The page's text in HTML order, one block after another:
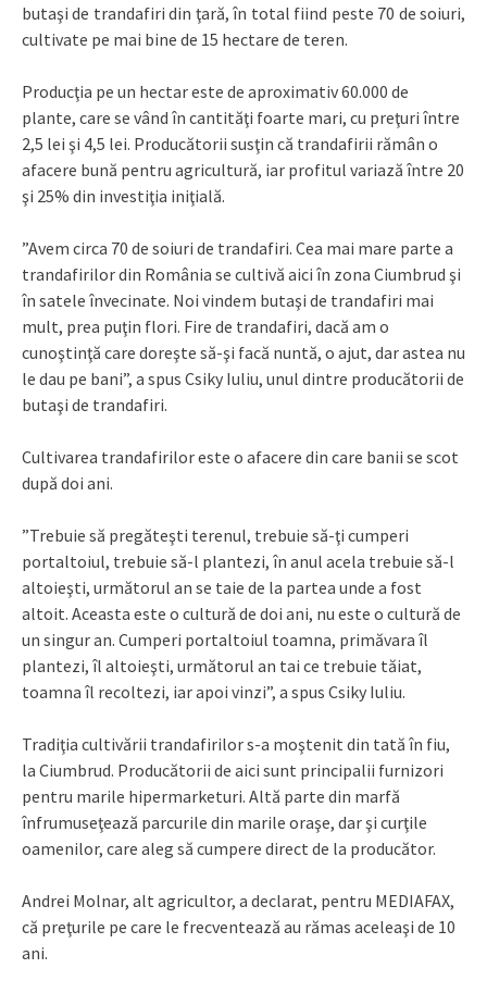
butaşi de trandafiri din ţară, în total fiind peste 70 de soiuri,
cultivate pe mai bine de 15 hectare de teren.
Producţia pe un hectar este de aproximativ 60.000 de
plante, care se vând în cantităţi foarte mari, cu preţuri între
2,5 lei şi 4,5 lei. Producătorii susţin că trandafirii rămân o
afacere bună pentru agricultură, iar profitul variază între 20
şi 25% din investiţia iniţială.
”Avem circa 70 de soiuri de trandafiri. Cea mai mare parte a
trandafirilor din România se cultivă aici în zona Ciumbrud şi
în satele învecinate. Noi vindem butaşi de trandafiri mai
mult, prea puţin flori. Fire de trandafiri, dacă am o
cunoştinţă care doreşte să-şi facă nuntă, o ajut, dar astea nu
le dau pe bani”, a spus Csiky Iuliu, unul dintre producătorii de
butaşi de trandafiri.
Cultivarea trandafirilor este o afacere din care banii se scot
după doi ani.
”Trebuie să pregăteşti terenul, trebuie să-ţi cumperi
portaltoiul, trebuie să-l plantezi, în anul acela trebuie să-l
altoieşti, următorul an se taie de la partea unde a fost
altoit. Aceasta este o cultură de doi ani, nu este o cultură de
un singur an. Cumperi portaltoiul toamna, primăvara îl
plantezi, îl altoieşti, următorul an tai ce trebuie tăiat,
toamna îl recoltezi, iar apoi vinzi”, a spus Csiky Iuliu.
Tradiţia cultivării trandafirilor s-a moştenit din tată în fiu,
la Ciumbrud. Producătorii de aici sunt principalii furnizori
pentru marile hipermarketuri. Altă parte din marfă
înfrumuseţează parcurile din marile oraşe, dar şi curţile
oamenilor, care aleg să cumpere direct de la producător.
Andrei Molnar, alt agricultor, a declarat, pentru MEDIAFAX,
că preţurile pe care le frecventează au rămas aceleaşi de 10
ani.